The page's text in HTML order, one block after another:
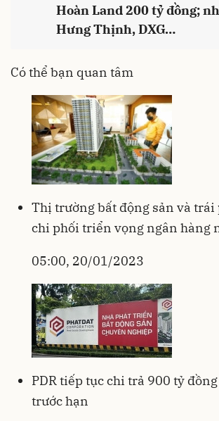
Hoàn Land 200 tỷ đồng;
Hưng Thịnh, DXG…
Có thể bạn quan tâm
Thị trường bất động sản và
chi phối triển vọng ngân hàng
05:00, 20/01/2023
PDR tiếp tục chi trả 900 tỷ
trước hạn